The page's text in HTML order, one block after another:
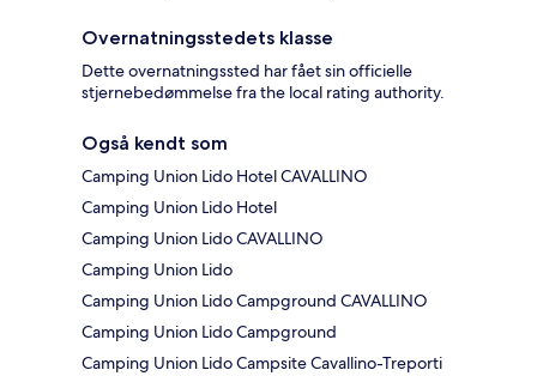
Overnatningsstedets klasse
Dette overnatningssted har fået sin officielle
stjernebedømmelse fra the local rating authority.
Også kendt som
Camping Union Lido Hotel CAVALLINO
Camping Union Lido Hotel
Camping Union Lido CAVALLINO
Camping Union Lido
Camping Union Lido Campground CAVALLINO
Camping Union Lido Campground
Camping Union Lido Campsite Cavallino-Treporti